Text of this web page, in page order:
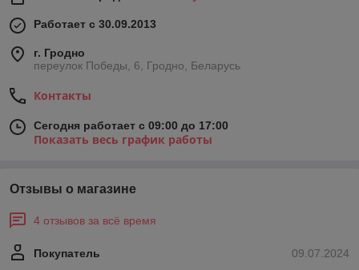
Работает с 30.09.2013
г. Гродно
переулок Победы, 6, Гродно, Беларусь
Контакты
Сегодня работает с 09:00 до 17:00
Показать весь график работы
Отзывы о магазине
4 отзывов за всё время
09.07.2024
Покупатель